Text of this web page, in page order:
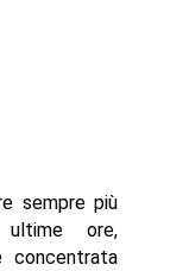
sempre più
ore,
concentrata